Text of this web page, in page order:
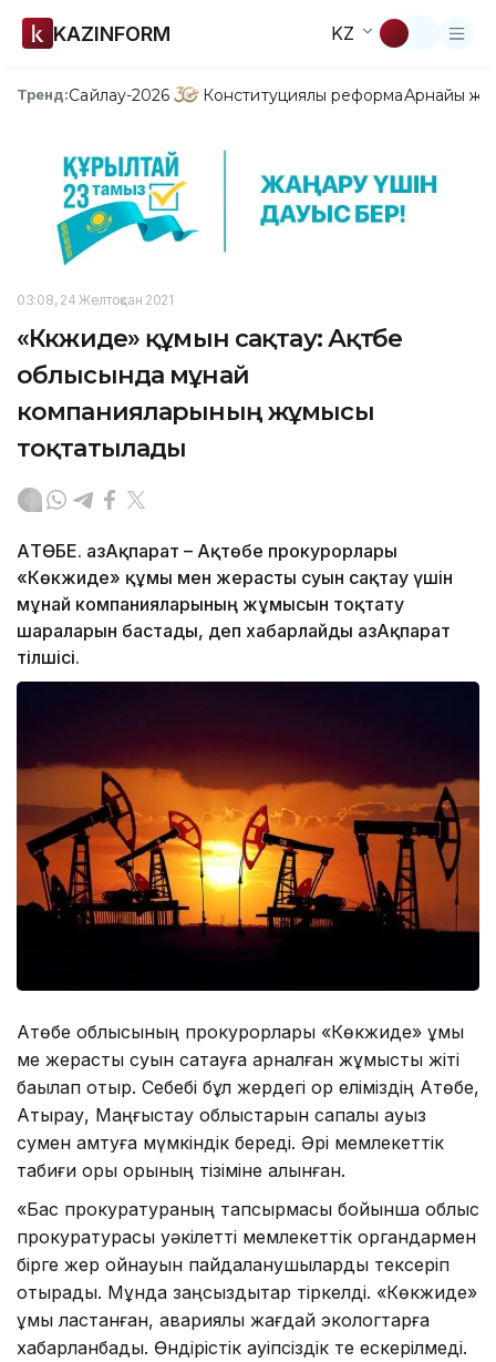
KAZINFORM KZ
Тренд:Сайлау-2026 Конституциялық реформаАрнайы
03:08, 24 Желтоқсан 2021
«Көкжиде» құмын сақтау: Ақтөбе
облысында мұнай
компанияларының жұмысы
тоқтатылады
АҚТӨБЕ. ҚазАқпарат – Ақтөбе прокурорлары
«Көкжиде» құмы мен жерасты суын сақтау үшін
мұнай компанияларының жұмысын тоқтату
шараларын бастады, деп хабарлайды ҚазАқпарат
тілшісі.
Ақтөбе облысының прокурорлары «Көкжиде» құмы
ме жерасты суын сақтауға арналған жұмысты жіті
бақылап отыр. Себебі бұл жердегі қор еліміздің Ақтөбе,
Атырау, Маңғыстау облыстарын сапалы ауыз
сумен қамтуға мүмкіндік береді. Әрі мемлекеттік
табиғи қорық қорының тізіміне алынған.
«Бас прокуратураның тапсырмасы бойынша облыс
прокуратурасы уәкілетті мемлекеттік органдармен
бірге жер қойнауын пайдаланушыларды тексеріп
отырады. Мұнда заңсыздықтар тіркелді. «Көкжиде»
құмы ластанған, авариялық жағдай экологтарға
хабарланбады. Өндірістік қауіпсіздік те ескерілмеді.